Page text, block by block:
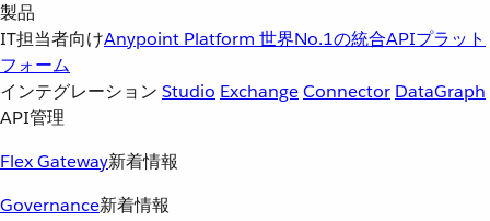
製品
IT担当者向けAnypoint Platform 世界No.1の統合APIプラット
フォーム
インテグレーション Studio ExchangeConnector DataGraph
API管理
Flex Gateway新着情報
Governance新着情報